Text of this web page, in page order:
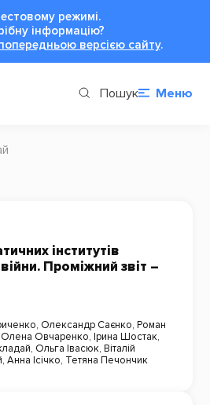
режимі.
інформацію?
версією сайту.
Пошук Меню
інститутів
Проміжний звіт –
, Олександр Саєнко, Роман
Олена Овчаренко, Ірина Шостак,
, Ольга Івасюк, Віталій
, Анна Ісічко, Тетяна Печончик